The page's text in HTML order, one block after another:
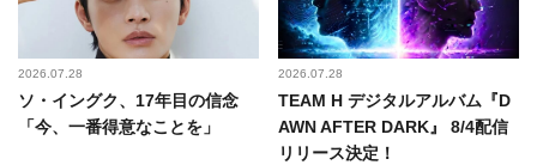
2026.07.28
ソ・イングク、17年目の信念
「今、一番得意なことを」
2026.07.28
TEAM H デジタルアルバム『D
AWN AFTER DARK』 8/4配信
リリース決定！